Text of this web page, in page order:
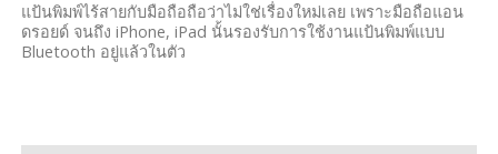
แป้นพิมพ์ไร้สายกับมือถือถือว่าไม่ใช่เรื่องใหม่เลย เพราะมือถือแอน
ดรอยด์ จนถึง iPhone, iPad นั้นรองรับการใช้งานแป้นพิมพ์แบบ
Bluetooth อยู่แล้วในตัว